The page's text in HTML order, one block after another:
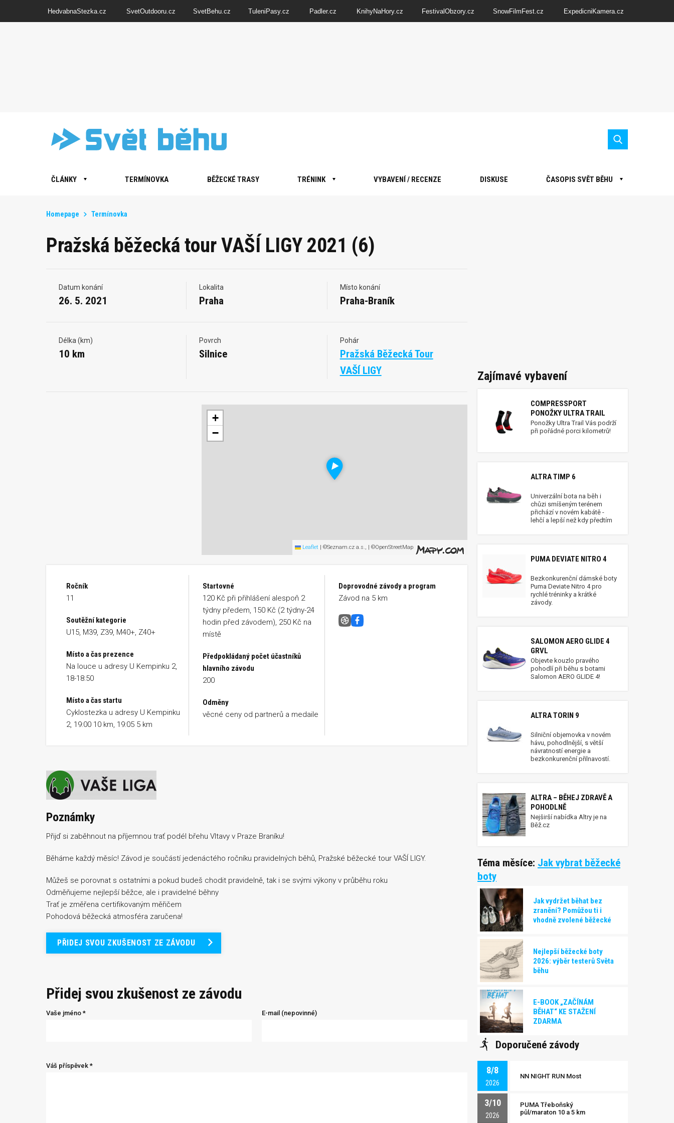
HedvabnaStezka.cz SvetOutdooru.cz SvetBehu.cz TuleniPasy.cz Padler.cz KnihyNaHory.cz FestivalObzory.cz SnowFilmFest.cz ExpedicniKamera.cz
ČLÁNKY TERMÍNOVKA BĚŽECKÉ TRASY TRÉNINK VYBAVENÍ / RECENZE DISKUSE ČASOPIS SVĚT BĚHU
Homepage Termínovka
Pražská běžecká tour VAŠÍ LIGY 2021 (6)
Datum konání
26. 5. 2021
Lokalita
Praha
Místo konání
Praha-Braník
Délka (km)
10 km
Povrch
Silnice
Pohár
Pražská Běžecká Tour
VAŠÍ LIGY
+
−
Leaflet | ©Seznam.cz a.s., | ©OpenStreetMap
Ročník
11
Soutěžní kategorie
U15, M39, Z39, M40+, Z40+
Místo a čas prezence
Na louce u adresy U Kempinku 2,
18-18:50
Místo a čas startu
Cyklostezka u adresy U Kempinku
2, 19:00 10 km, 19:05 5 km
Startovné
120 Kč při přihlášení alespoň 2
týdny předem, 150 Kč (2 týdny-24
hodin před závodem), 250 Kč na
místě
Předpokládaný počet účastníků
hlavního závodu
200
Odměny
věcné ceny od partnerů a medaile
Doprovodné závody a program
Závod na 5 km
Pražská běžecká tour VAŠÍ LIGY 2021 (6)
Facebook
Poznámky
Přijď si zaběhnout na příjemnou trať podél břehu Vltavy v Praze Braníku!
Běháme každý měsíc! Závod je součástí jedenáctého ročníku pravidelných běhů, Pražské běžecké tour VAŠÍ LIGY.
Můžeš se porovnat s ostatními a pokud budeš chodit pravidelně, tak i se svými výkony v průběhu roku
Odměňujeme nejlepší běžce, ale i pravidelné běhny
Trať je změřena certifikovaným měřičem
Pohodová běžecká atmosféra zaručena!
PŘIDEJ SVOU ZKUŠENOST ZE ZÁVODU
Přidej svou zkušenost ze závodu
Vaše jméno * E-mail (nepovinné)
Váš příspěvek *
Zajímavé vybavení
COMPRESSPORT
PONOŽKY ULTRA TRAIL
Ponožky Ultra Trail Vás podrží
při pořádné porci kilometrů!
ALTRA TIMP 6
Univerzální bota na běh i
chůzi smíšeným terénem
přichází v novém kabátě -
lehčí a lepší než kdy předtím
PUMA DEVIATE NITRO 4
Bezkonkurenční dámské boty
Puma Deviate Nitro 4 pro
rychlé tréninky a krátké
závody.
SALOMON AERO GLIDE 4
GRVL
Objevte kouzlo pravého
pohodlí při běhu s botami
Salomon AERO GLIDE 4!
ALTRA TORIN 9
Silniční objemovka v novém
hávu, pohodlnější, s větší
návratností energie a
bezkonkurenční přilnavostí.
ALTRA – BĚHEJ ZDRAVĚ A
POHODLNĚ
Nejširší nabídka Altry je na
Běž.cz
Téma měsíce: Jak vybrat běžecké
boty
Jak vydržet běhat bez
zranění? Pomůžou ti i
vhodně zvolené běžecké
Nejlepší běžecké boty
2026: výběr testerů Světa
běhu
E-BOOK „ZAČÍNÁM
BĚHAT“ KE STAŽENÍ
ZDARMA
Doporučené závody
8/8
2026
NN NIGHT RUN Most
3/10
2026
PUMA Třeboňský
půl/maraton 10 a 5 km